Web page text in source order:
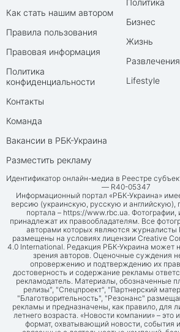
Как стать нашим автором
Правила пользования
Правовая информация
Политика
конфиденциальности
Контакты
Команда
Вакансии в РБК-Украина
Разместить рекламу
Политика
Бизнес
Жизнь
Развлечения
Lifestyle
Идентификатор онлайн-медиа в Реестре
— R40-05347
Информационный портал «РБК-Украина»
версию (украинскую, русскую и английскую),
портала – https://www.rbc.ua. Фотографии,
принадлежат их правообладателям. Все
авторами которых являются журналисты
размещены на условиях лицензии Creative
4.0 International. Редакция РБК-Украина может
зрения авторов. Оценочные суждения
опровержению и подтверждению их
достоверность и содержание рекламы
рекламодатель. Материалы, обозначенные
релизы", "Спецпроект", "Партнерский
"Благотворительность", "Резонанс"
рекламы и предназначены, как правило, для
летнего возраста. «Новости компании» –
формат, охватывающий новости, события